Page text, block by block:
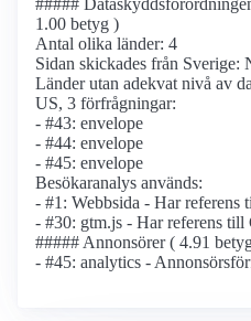
#####
1.00 betyg )
Antal olika länder: 4
Sidan skickades från Sverige:
Länder utan adekvat nivå av
US, 3 förfrågningar:
- #43: envelope
- #44: envelope
- #45: envelope
Besökaranalys används:
- #1: Webbsida - Har referens
- #30: gtm.js - Har referens till
##### Annonsörer ( 4.91
- #45: analytics -